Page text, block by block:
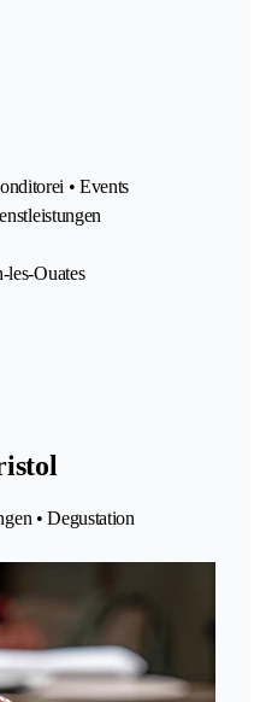
• Events
les-Ouates
• Degustation